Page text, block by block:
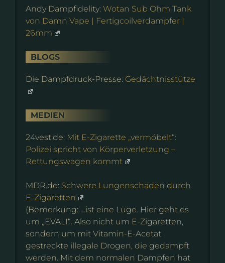
Andy Dampfidelity: Wotan Sub Ohm Tank
von Damn Vape | Fertigcoilverdampfer |
26mm
BLOGS
Die Dampfdruck-Presse: Gedächtnisstütze
MEDIEN
24vest.de: Mit E-Zigarette „vermöbelt“:
Polizei spricht von Körperverletzung –
Rettungswagen kommt
MDR.de: Schwere Lungenschäden durch
E-Zigaretten
(Bemerkung: …ist eine Lüge. Hier geht es
um „EVALI“. Also nicht um E-Zigaretten,
sondern um mit Vitamin-E-Acetat
gestreckte illegale Drogen, die gedampft
werden. Mit dem normalen Dampfen hat